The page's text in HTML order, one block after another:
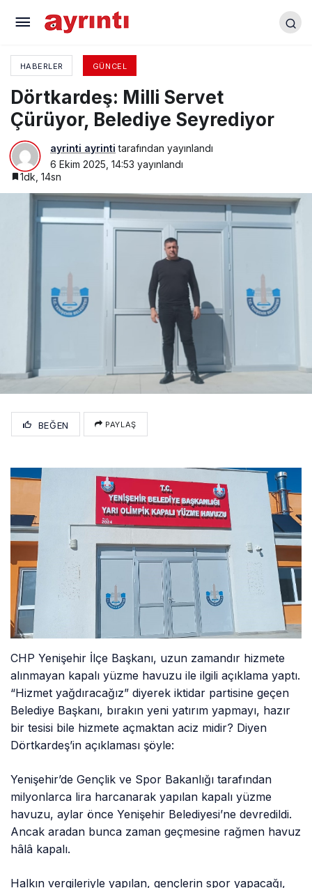
HABERLER GÜNCEL
Dörtkardeş: Milli Servet
Çürüyor, Belediye Seyrediyor
ayrinti ayrinti tarafından yayınlandı
6 Ekim 2025, 14:53 yayınlandı
1dk, 14sn
BEĞEN PAYLAŞ
CHP Yenişehir İlçe Başkanı, uzun zamandır hizmete
alınmayan kapalı yüzme havuzu ile ilgili açıklama yaptı.
“Hizmet yağdıracağız” diyerek iktidar partisine geçen
Belediye Başkanı, bırakın yeni yatırım yapmayı, hazır
bir tesisi bile hizmete açmaktan aciz midir? Diyen
Dörtkardeş’in açıklaması şöyle:
Yenişehir’de Gençlik ve Spor Bakanlığı tarafından
milyonlarca lira harcanarak yapılan kapalı yüzme
havuzu, aylar önce Yenişehir Belediyesi’ne devredildi.
Ancak aradan bunca zaman geçmesine rağmen havuz
hâlâ kapalı.
Halkın vergileriyle yapılan, gençlerin spor yapacağı,
47 yıldır dinmeyen acı